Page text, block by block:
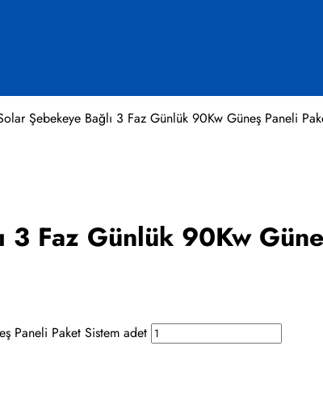
Şebekeye Bağlı 3 Faz Günlük 90Kw Güneş Paneli
3 Faz Günlük 90Kw
Paneli Paket Sistem adet